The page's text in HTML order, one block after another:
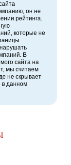
он не
рейтинга.
которые не
В
сайта на
мы считаем
не скрывает
в данном